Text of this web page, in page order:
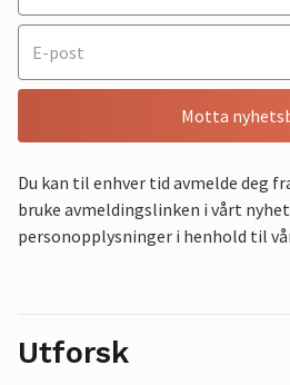
Motta
Du kan til enhver tid avmelde deg
bruke avmeldingslinken i vårt
personopplysninger i henhold til
Utforsk